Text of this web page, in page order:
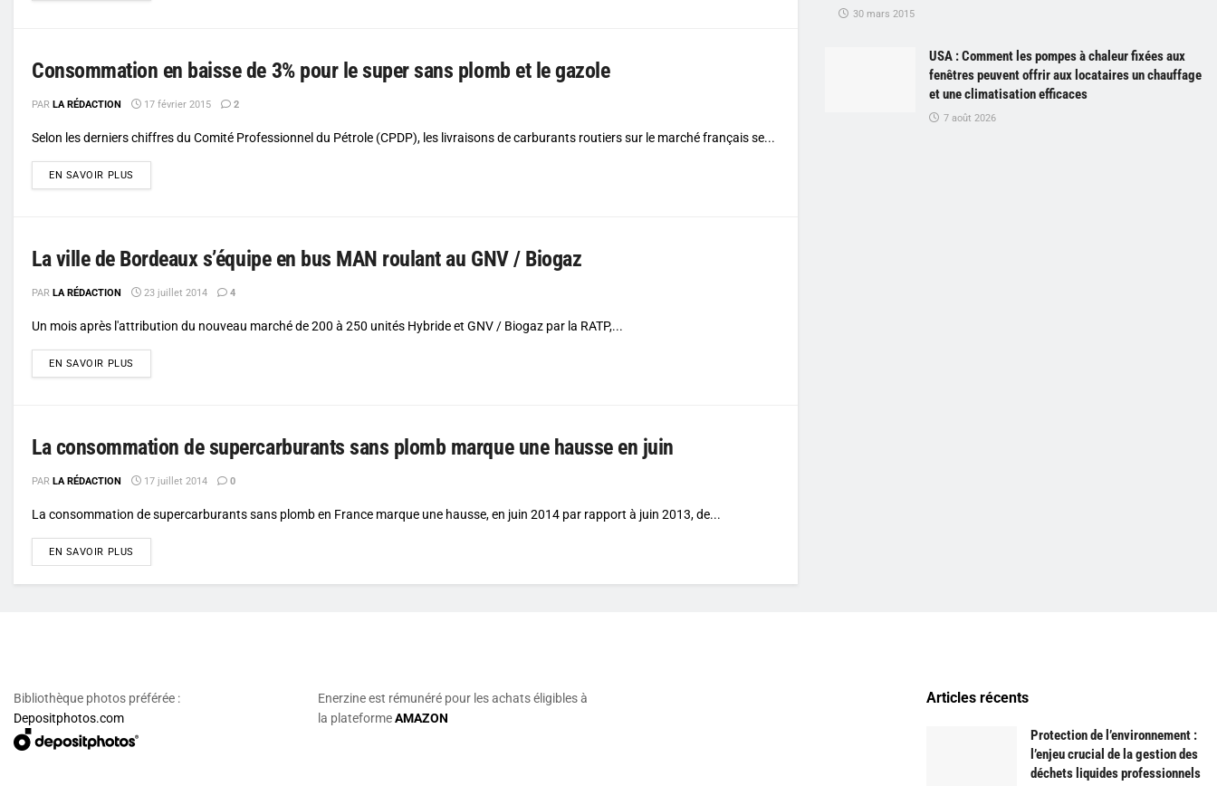
Consommation en baisse de 3% pour le super sans plomb et le gazole
PAR LA RÉDACTION 17 février 2015 2
Selon les derniers chiffres du Comité Professionnel du Pétrole (CPDP), les livraisons de carburants routiers sur le marché français se...
EN SAVOIR PLUS
La ville de Bordeaux s’équipe en bus MAN roulant au GNV / Biogaz
PAR LA RÉDACTION 23 juillet 2014 4
Un mois après l'attribution du nouveau marché de 200 à 250 unités Hybride et GNV / Biogaz par la RATP,...
EN SAVOIR PLUS
La consommation de supercarburants sans plomb marque une hausse en juin
PAR LA RÉDACTION 17 juillet 2014 0
La consommation de supercarburants sans plomb en France marque une hausse, en juin 2014 par rapport à juin 2013, de...
EN SAVOIR PLUS
30 mars 2015
USA : Comment les pompes à chaleur fixées aux
fenêtres peuvent offrir aux locataires un chauffage
et une climatisation efficaces
7 août 2026
Bibliothèque photos préférée :
Depositphotos.com
Enerzine est rémunéré pour les achats éligibles à
la plateformeAMAZON
Articles récents
Protection de l’environnement :
l’enjeu crucial de la gestion des
déchets liquides professionnels